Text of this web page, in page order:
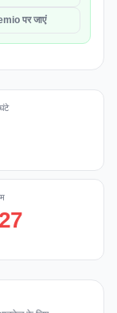
पर जाएं